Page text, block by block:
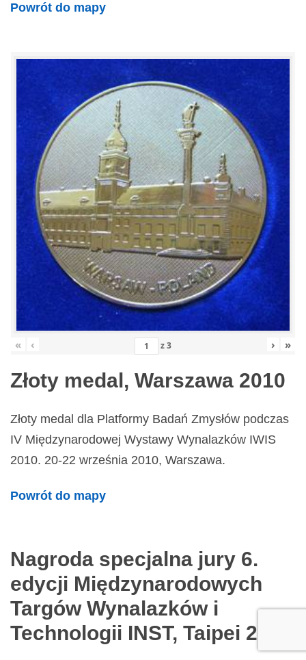
Powrót do mapy
« ‹ z3 › »
Złoty medal, Warszawa 2010
Złoty medal dla Platformy Badań Zmysłów podczas
IV Międzynarodowej Wystawy Wynalazków IWIS
2010. 20-22 września 2010, Warszawa.
Powrót do mapy
Nagroda specjalna jury 6.
edycji Międzynarodowych
Targów Wynalazków i
Technologii INST, Taipei 2010